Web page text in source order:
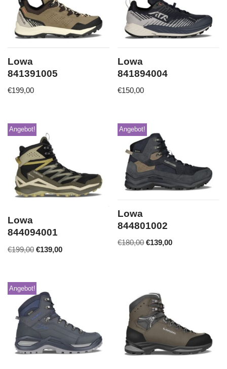
Lowa
841391005
€199,00
Lowa
841894004
€150,00
Angebot!
Lowa
844094001
€199,00 €139,00
Angebot!
Lowa
844801002
€180,00 €139,00
Angebot!